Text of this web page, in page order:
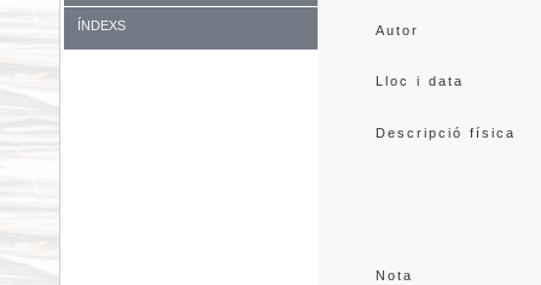
ÍNDEXS Autor
Lloc i data
Descripció física
Nota